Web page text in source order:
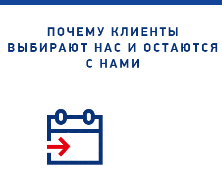
ПОЧЕМУ КЛИЕНТЫ
ВЫБИРАЮТ НАС И ОСТАЮТСЯ
С НАМИ